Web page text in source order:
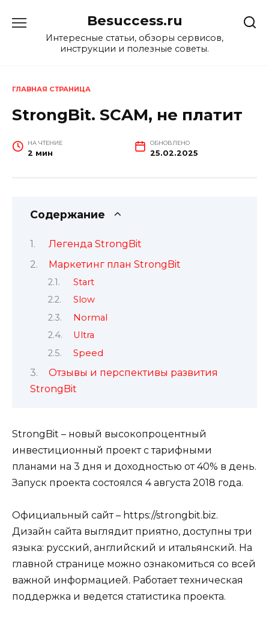
содержанию
Besuccess.ru
Интересные статьи, обзоры сервисов,
инструкции и полезные советы.
ГЛАВНАЯ СТРАНИЦА
StrongBit. SCAM, не платит
НА ЧТЕНИЕ
2 мин
ОБНОВЛЕНО
25.02.2025
Содержание
Легенда StrongBit
Маркетинг план StrongBit
Start
Slow
Normal
Ultra
Speed
Отзывы и перспективы развития
StrongBit
StrongBit – новый высокопроцентный
инвестиционный проект с тарифными
планами на 3 дня и доходностью от 40% в день.
Запуск проекта состоялся 4 августа 2018 года.
Официальный сайт – https://strongbit.biz.
Дизайн сайта выглядит приятно, доступны три
языка: русский, английский и итальянский. На
главной странице можно ознакомиться со всей
важной информацией. Работает техническая
поддержка и ведется статистика проекта.